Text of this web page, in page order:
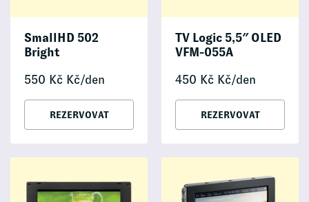
SmallHD 502
Bright
550 Kč Kč/den
REZERVOVAT
TV Logic 5,5″ OLED
VFM-055A
450 Kč Kč/den
REZERVOVAT